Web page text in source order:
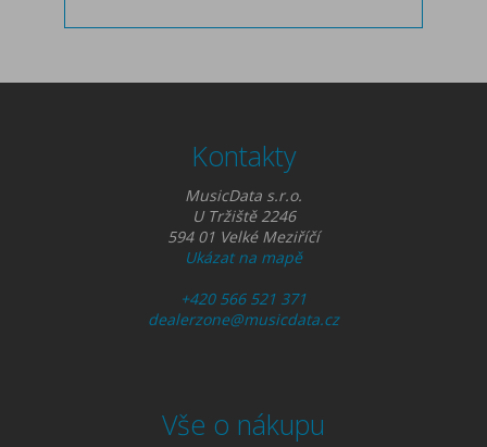
Kontakty
MusicData s.r.o.
U Tržiště 2246
594 01 Velké Meziříčí
Ukázat na mapě
+420 566 521 371
dealerzone@musicdata.cz
Vše o nákupu